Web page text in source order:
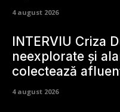
4 august 2026
INTERVIU Criza
neexplorate și
colectează
4 august 2026